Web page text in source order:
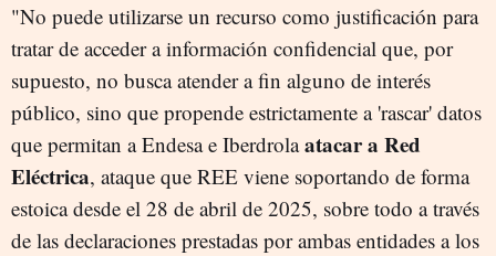
"No puede utilizarse un recurso como justificación para
tratar de acceder a información confidencial que, por
supuesto, no busca atender a fin alguno de interés
público, sino que propende estrictamente a 'rascar' datos
que permitan a Endesa e Iberdrolaatacar a Red
Eléctrica, ataque que REE viene soportando de forma
estoica desde el 28 de abril de 2025, sobre todo a través
de las declaraciones prestadas por ambas entidades a los